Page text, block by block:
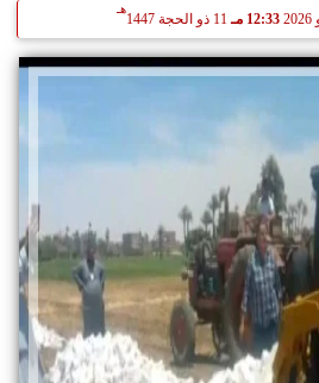
12:33 مـ 11 ذو الحجة 1447
هـ